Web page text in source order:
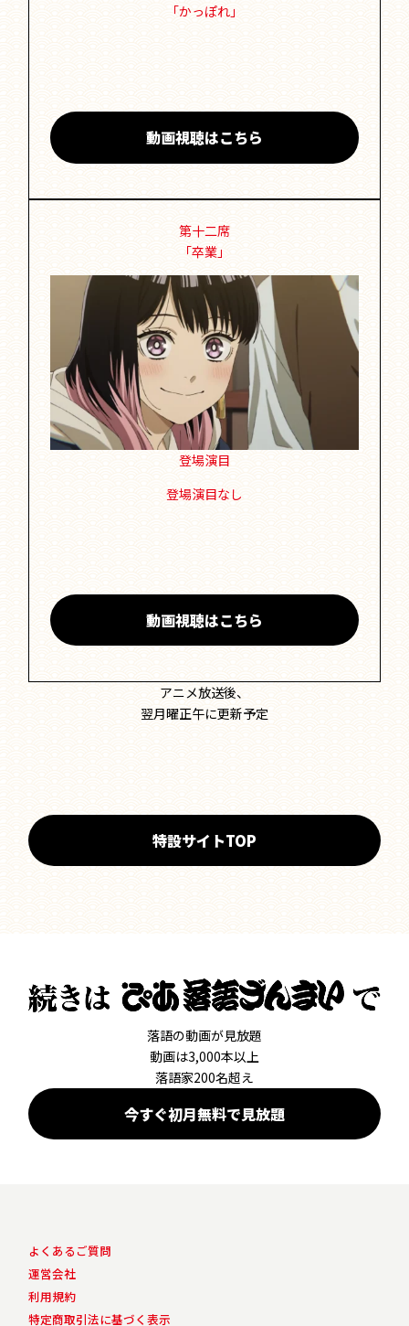
「かっぽれ」
動画視聴はこちら
第十二席
「卒業」
登場演目
登場演目なし
動画視聴はこちら
アニメ放送後、
翌月曜正午に更新予定
特設サイトTOP
落語の動画が見放題
動画は3,000本以上
落語家200名超え
今すぐ初月無料で見放題
よくあるご質問
運営会社
利用規約
特定商取引法に基づく表示